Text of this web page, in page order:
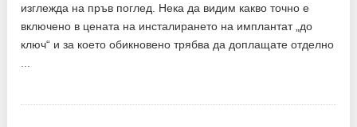
изглежда на пръв поглед. Нека да видим какво точно е
включено в цената на инсталирането на имплантат „до
ключ“ и за което обикновено трябва да доплащате отделно